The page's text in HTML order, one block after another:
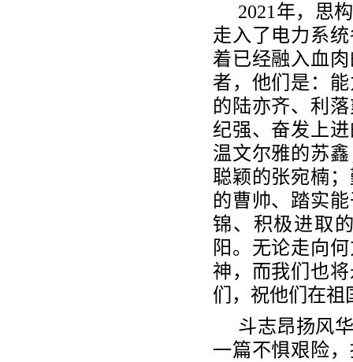
2021年，思
走入了电力系
着已经融入血
者，他们是：
的陆亦齐、利
纪强、奋发上
温文尔雅的苏
聪颖的张宛楠
的曹帅、踏实
锦、积极进取
阳。无论走向
神，而我们也
们，祝他们在祖
斗志昂扬风
一篇不惧艰险